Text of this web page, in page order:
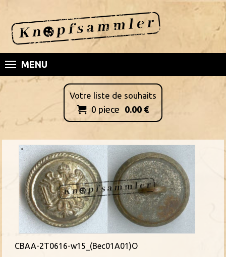
MENU
Votre liste de souhaits
 0 piece 0.00 €
CBAA-2T0616-w15_(Bec01A01)O